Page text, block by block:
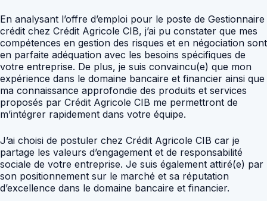
En analysant l’offre d’emploi pour le poste de Gestionnaire
crédit chez Crédit Agricole CIB, j’ai pu constater que mes
compétences en gestion des risques et en négociation sont
en parfaite adéquation avec les besoins spécifiques de
votre entreprise. De plus, je suis convaincu(e) que mon
expérience dans le domaine bancaire et financier ainsi que
ma connaissance approfondie des produits et services
proposés par Crédit Agricole CIB me permettront de
m’intégrer rapidement dans votre équipe.
J’ai choisi de postuler chez Crédit Agricole CIB car je
partage les valeurs d’engagement et de responsabilité
sociale de votre entreprise. Je suis également attiré(e) par
son positionnement sur le marché et sa réputation
d’excellence dans le domaine bancaire et financier.